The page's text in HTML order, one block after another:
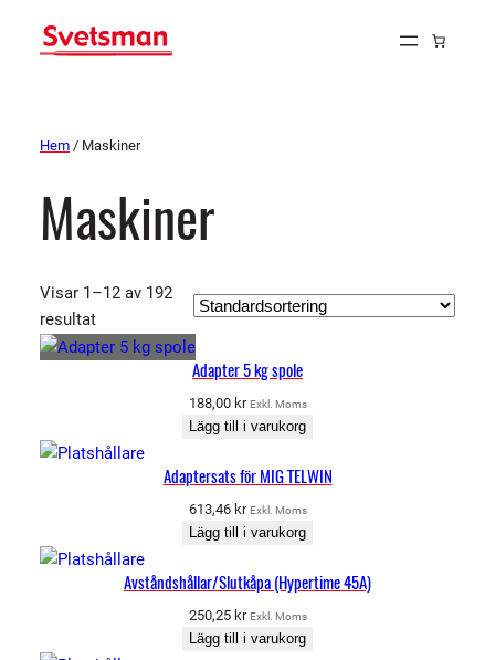
Hem / Maskiner
Maskiner
Visar 1–12 av 192
resultat
Adapter 5 kg spole
188,00 kr Exkl. Moms
Lägg till i varukorg
Adaptersats för MIG TELWIN
613,46 kr Exkl. Moms
Lägg till i varukorg
Avståndshållar/Slutkåpa (Hypertime 45A)
250,25 kr Exkl. Moms
Lägg till i varukorg